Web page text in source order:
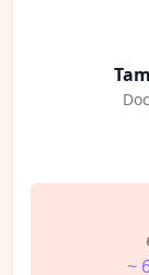
~